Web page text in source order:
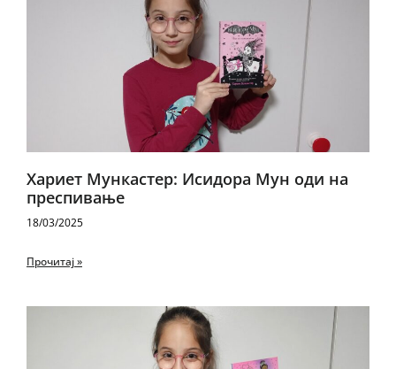
Хариет Мункастер: Исидора Мун оди на
преспивање
18/03/2025
Прочитај »